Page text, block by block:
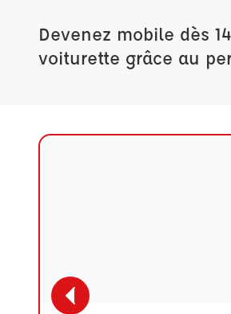
Devenez mobile dès
voiturette grâce au